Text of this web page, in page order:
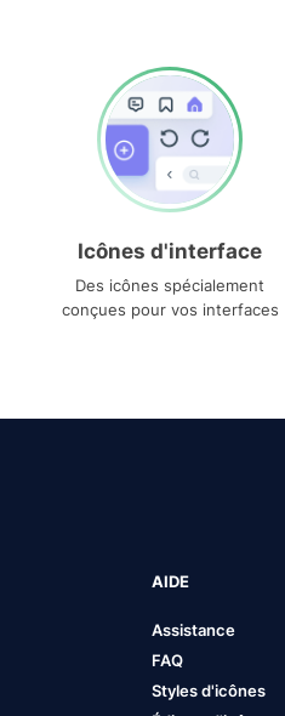
Icônes d'interface
Des icônes spécialement
conçues pour vos interfaces
AIDE
Assistance
FAQ
Styles d'icônes